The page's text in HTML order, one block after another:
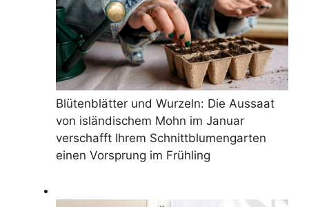
Blütenblätter und Wurzeln: Die Aussaat
von isländischem Mohn im Januar
verschafft Ihrem Schnittblumengarten
einen Vorsprung im Frühling